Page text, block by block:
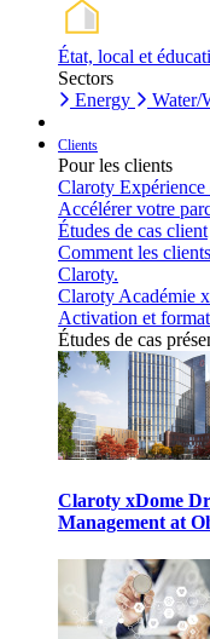
État, local et
Sectors
Energy
Water/
Clients
Pour les clients
Claroty Expérience
Accélérer votre
Études de cas client
Comment les
Claroty.
Claroty Académie
Activation et
Études de cas
Claroty xDome
Management at